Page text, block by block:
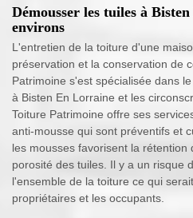
Démousser les tuiles à
environs
L'entretien de la toiture d'une
préservation et la conservation de
Patrimoine s'est spécialisée dans
à Bisten En Lorraine et les
Toiture Patrimoine offre ses
anti-mousse qui sont préventifs et
les mousses favorisent la rétention
porosité des tuiles. Il y a un risque
l'ensemble de la toiture ce qui
propriétaires et les occupants.